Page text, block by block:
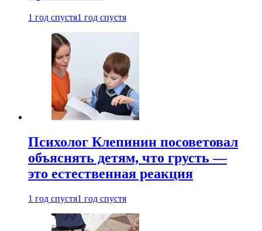
1 год спустя1 год спустя
Психолог Клепинин посоветовал
объяснять детям, что грусть —
это естественная реакция
1 год спустя1 год спустя